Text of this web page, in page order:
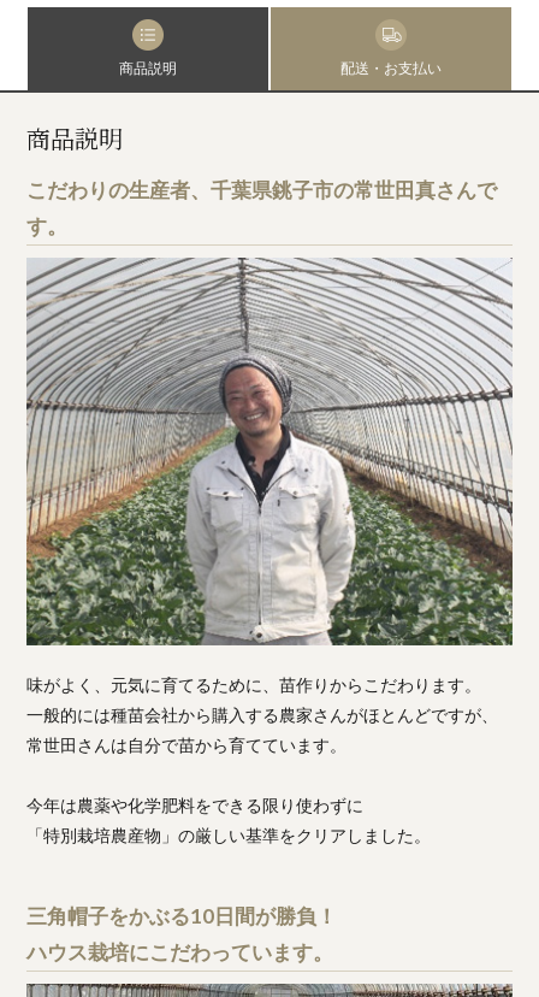
商品説明 配送・お支払い
商品説明
こだわりの生産者、千葉県銚子市の常世田真さんで
す。
味がよく、元気に育てるために、苗作りからこだわります。
一般的には種苗会社から購入する農家さんがほとんどですが、
常世田さんは自分で苗から育てています。
今年は農薬や化学肥料をできる限り使わずに
「特別栽培農産物」の厳しい基準をクリアしました。
三角帽子をかぶる10日間が勝負！
ハウス栽培にこだわっています。